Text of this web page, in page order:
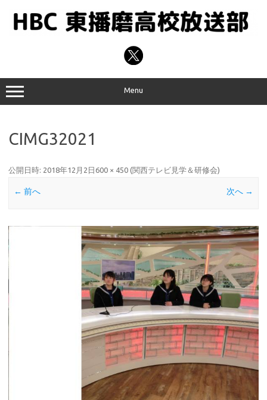
プ
Menu
CIMG32021
公開日時: 2018年12月2日 600 × 450 (関西テレビ見学＆研修会)
← 前へ 次へ →